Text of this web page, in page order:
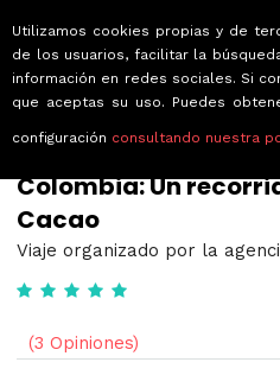
← Volver a Circuitos por
Colombia: Un
Cacao
Viaje organizado por la
(3 Opiniones)
Utilizamos cookies propias y de
de los usuarios, facilitar la
información en redes sociales. Si
que aceptas su uso. Puedes
configuración consultando nuestra